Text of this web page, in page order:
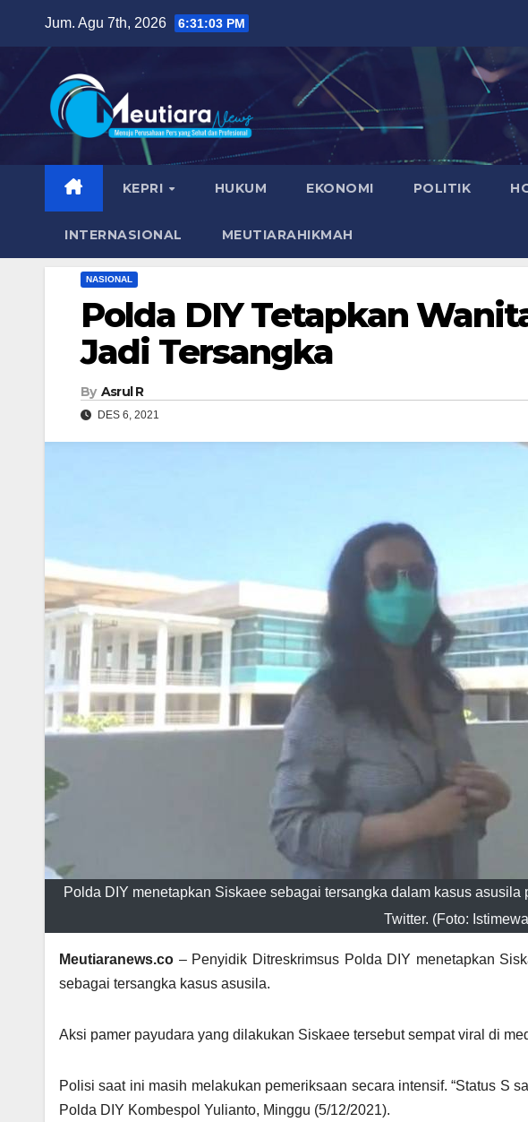
content
Jum. Agu 7th, 2026 6:31:04 PM
KEPRI HUKUM EKONOMI POLITIK
INTERNASIONAL MEUTIARAHIKMAH
NASIONAL
Polda DIY Tetapkan
Jadi Tersangka
By Asrul R
DES 6, 2021
Polda DIY menetapkan Siskaee sebagai tersangka dalam kasus
Twitter. (Foto:
Meutiaranews.co – Penyidik Ditreskrimsus Polda DIY menetapkan
sebagai tersangka kasus asusila.
Aksi pamer payudara yang dilakukan Siskaee tersebut sempat viral di
Polisi saat ini masih melakukan pemeriksaan secara intensif. “Status S
Polda DIY Kombespol Yulianto, Minggu (5/12/2021).